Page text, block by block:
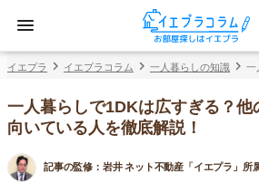
イエプラ イエプラコラム 一人暮らしの知識 一
一人暮らしで1DKは広すぎる？他
向いている人を徹底解説！
記事の監修： 岩井 ネット不動産「イエプラ」所